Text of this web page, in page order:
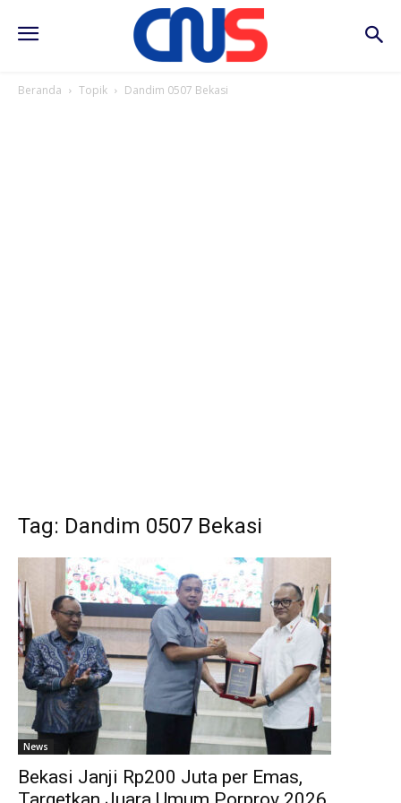
Beranda Topik Dandim 0507 Bekasi
Tag: Dandim 0507 Bekasi
News
Bekasi Janji Rp200 Juta per Emas,